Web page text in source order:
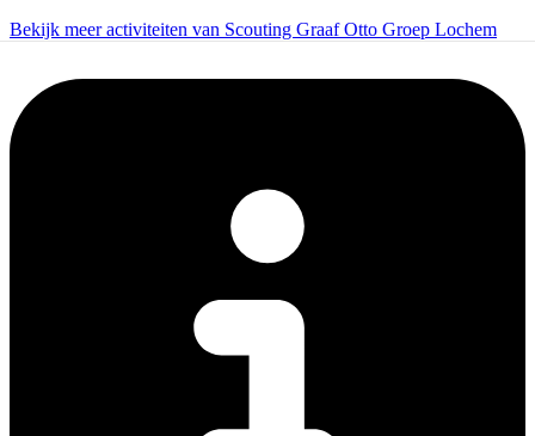
Bekijk meer activiteiten van Scouting Graaf Otto Groep Lochem